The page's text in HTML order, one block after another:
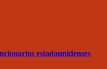
estadounidenses